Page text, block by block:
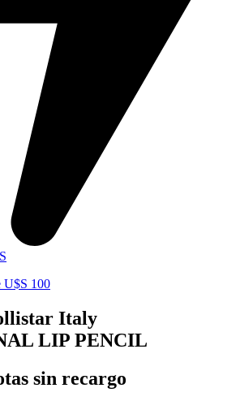
U$S 100
Italy
LIP PENCIL
sin recargo